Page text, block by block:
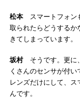
松本スマートフォン
取られたらどうするか
きてしまっています。
坂村そうです。更に
くさんのセンサが付
レンズだけにして、
んです。